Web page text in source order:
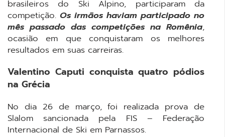
brasileiros do Ski Alpino, participaram da
competição. Os irmãos haviam participado no
mês passado das competições na Romênia,
ocasião em que conquistaram os melhores
resultados em suas carreiras.
Valentino Caputi conquista quatro pódios
na Grécia
No dia 26 de março, foi realizada prova de
Slalom sancionada pela FIS – Federação
Internacional de Ski em Parnassos.